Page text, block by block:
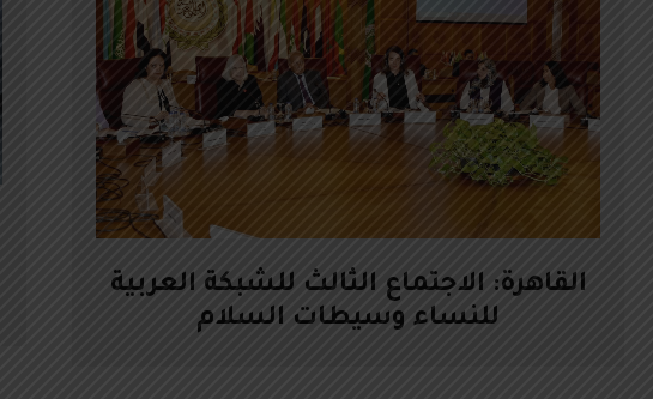
القاهرة: الاجتماع الثالث للشبكة العربية
للنساء وسيطات السلام